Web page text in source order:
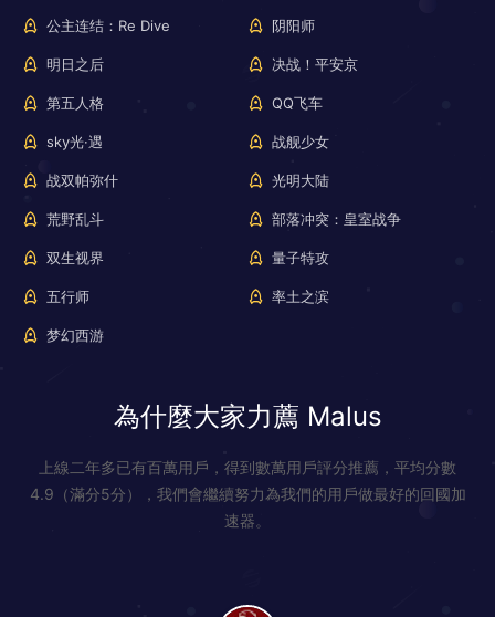
公主连结：Re Dive 阴阳师
明日之后 决战！平安京
第五人格 QQ飞车
sky光·遇 战舰少女
战双帕弥什 光明大陆
荒野乱斗 部落冲突：皇室战争
双生视界 量子特攻
五行师 率土之滨
梦幻西游
為什麼大家力薦 Malus
上線二年多已有百萬用戶，得到數萬用戶評分推薦，平均分數
4.9（滿分5分），我們會繼續努力為我們的用戶做最好的回國加
速器。